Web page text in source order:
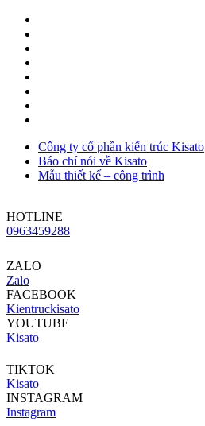
Công ty cổ phần kiến trúc Kisato
Báo chí nói về Kisato
Mẫu thiết kế – công trình
HOTLINE
0963459288
ZALO
Zalo
FACEBOOK
Kientruckisato
YOUTUBE
Kisato
TIKTOK
Kisato
INSTAGRAM
Instagram